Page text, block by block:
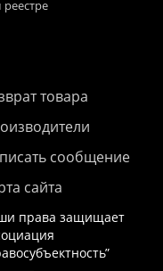
реестре
товара
сообщение
сайта
права защищает